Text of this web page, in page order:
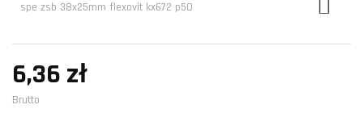
6,36 zł
Brutto